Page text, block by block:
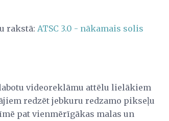
rakstā: ATSC 3.0 - nākamais solis
videoreklāmu attēlu lielākiem
redzēt jebkuru redzamo pikseļu
pat vienmērīgākas malas un